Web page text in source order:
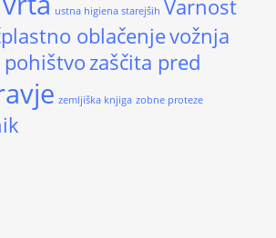
ustna higiena starejših Varnost
oblačenjevožnja
zaščita pred
zemljiška knjiga zobne proteze